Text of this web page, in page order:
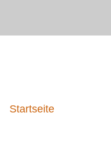
Startseite